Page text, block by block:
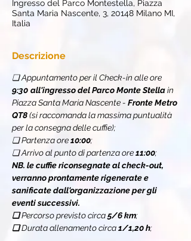
Ingresso del Parco Montestella, Piazza
Santa Maria Nascente, 3, 20148 Milano MI,
Italia
Descrizione
❏ Appuntamento per il Check-in alle ore
9:30 all'ingresso del Parco Monte Stella in
Piazza Santa Maria Nascente - Fronte Metro
QT8 (si raccomanda la massima puntualità
per la consegna delle cuffie);
❏ Partenza ore 10:00;
❏ Arrivo al punto di partenza ore 11:00;
NB. le cuffie riconsegnate al check-out,
verranno prontamente rigenerate e
sanificate dall'organizzazione per gli
eventi successivi.
❏ Percorso previsto circa 5/6 km;
❏ Durata allenamento circa 1/1,20 h;